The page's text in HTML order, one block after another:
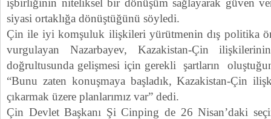
işbirliğinin niteliksel bir dönüşüm sağlayarak güven
siyasi ortaklığa dönüştüğünü söyledi.
Çin ile iyi komşuluk ilişkileri yürütmenin dış politika
vurgulayan Nazarbayev, Kazakistan-Çin
doğrultusunda gelişmesi için gerekli şartların
“Bunu zaten konuşmaya başladık, Kazakistan-Çin
çıkarmak üzere planlarımız var” dedi.
Çin Devlet Başkanı Şi Cinping de 26 Nisan’daki